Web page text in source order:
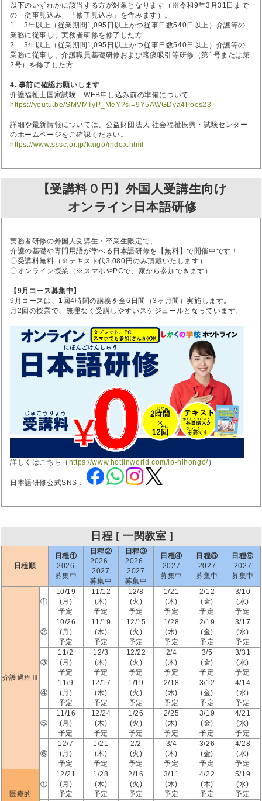
以下のいずれかに該当する方が対象となります（※令和9年3月31日まで
の「従事見込み」「修了見込み」を含みます）。
1. 3年以上（従業期間1,095日以上かつ従事日数540日以上）介護等の
業務に従事し、実務者研修を修了した方
2. 3年以上（従業期間1,095日以上かつ従事日数540日以上）介護等の
業務に従事し、介護職員基礎研修および喀痰吸引等研修（第1号または第
2号）を修了した方
4. 事前に確認お願いします
介護福祉士国家試験 WEB申し込み前の準備について
https://youtu.be/SMVMTyP_MeY?si=9Y5AWGDya4Pocs23
詳細や最新情報については、公益財団法人 社会福祉振興・試験センター
のホームページをご確認ください。
https://www.sssc.or.jp/kaigo/index.html
【受講料０円】外国人受講生向け
オンライン日本語研修
実務者研修の外国人受講生・卒業生限定で、
介護の基礎や専門用語が学べる日本語研修を【無料】で開催中です！
〇受講料無料（※テキスト代3,080円のみ頂戴いたします）
〇オンライン授業（※スマホやPCで、家から参加できます）
【9月コース募集中】
9月コースは、1回4時間の講義を全6日間（3ヶ月間）実施します。
月2回の授業で、無理なく受講しやすいスケジュールとなっています。
詳しくはこちら（ https://www.hotlinworld.com/lp-nihongo/）
日本語研修公式SNS：
日程 [ 一関教室 ]
日程順
日程①
2026
募集中
日程②
2026･
2027
募集中
日程③
2026･
2027
募集中
日程④
2027
募集中
日程⑤
2027
募集中
日程⑥
2027
募集中
介護過程Ⅲ
①
10/19
(月)
予定
11/12
(木)
予定
12/8
(火)
予定
1/21
(木)
予定
2/12
(金)
予定
3/10
(水)
予定
②
10/26
(月)
予定
11/19
(木)
予定
12/15
(火)
予定
1/28
(木)
予定
2/19
(金)
予定
3/17
(水)
予定
③
11/2
(月)
予定
12/3
(木)
予定
12/22
(火)
予定
2/4
(木)
予定
3/5
(金)
予定
3/31
(水)
予定
④
11/9
(月)
予定
12/17
(木)
予定
1/19
(火)
予定
2/18
(木)
予定
3/12
(金)
予定
4/14
(水)
予定
⑤
11/16
(月)
予定
12/24
(木)
予定
1/26
(火)
予定
2/25
(木)
予定
3/19
(金)
予定
4/21
(水)
予定
⑥
12/7
(月)
予定
1/21
(木)
予定
2/2
(火)
予定
3/4
(木)
予定
3/26
(金)
予定
4/28
(水)
予定
医療的
①
12/21
(月)
予定
1/28
(木)
予定
2/16
(火)
予定
3/11
(木)
予定
4/22
(木)
予定
5/19
(水)
予定